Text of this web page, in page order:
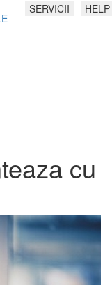
SERVICII HELP
cu